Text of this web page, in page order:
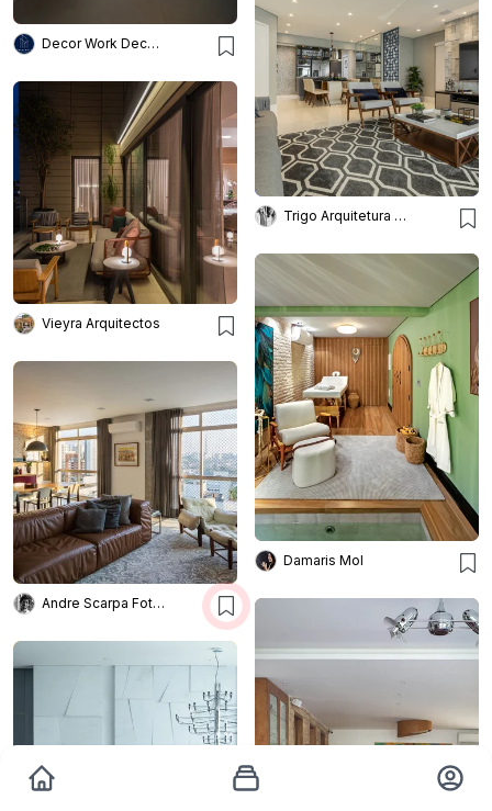
Decor Work Decoração De Interi
Trigo Arquitetura - Silvia Silot e Mariane Vanzei
Vieyra Arquitectos
Damaris Mol
Andre Scarpa Fotografia